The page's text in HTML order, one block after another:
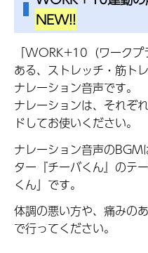
NEW!!
「WORK+10（ワーク
ある、ストレッチ・筋ト
ナレーション音声です。
ナレーションは、それぞ
ドしてお使いください。
ナレーション音声のBGM
ター『チーバくん』のテ
くん」です。
体調の悪い方や、痛みの
で行ってください。